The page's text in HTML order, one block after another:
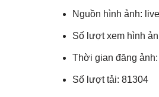
Nguồn hình ảnh:
Số lượt xem hình
Thời gian đăng
Số lượt tải: 81304